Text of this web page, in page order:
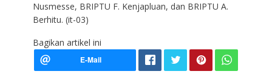
Nusmesse, BRIPTU F. Kenjapluan, dan BRIPTU A.
Berhitu. (it-03)
Bagikan artikel ini